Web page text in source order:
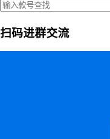
扫码进群交流